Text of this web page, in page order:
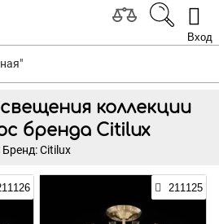
Вход
коллекции
бренда Citilux
Бренд: Citilux
211125